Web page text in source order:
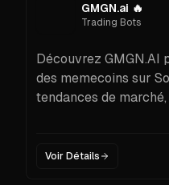
GMGN.ai 🔥
Trading Bots
Découvrez GMGN.AI
des memecoins sur
tendances de
Voir Détails